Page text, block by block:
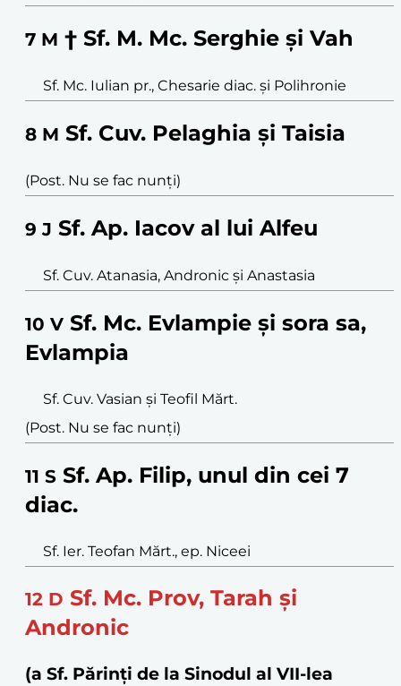
7 M † Sf. M. Mc. Serghie și Vah
Sf. Mc. Iulian pr., Chesarie diac. și Polihronie
8 M Sf. Cuv. Pelaghia și Taisia
(Post. Nu se fac nunți)
9 J Sf. Ap. Iacov al lui Alfeu
Sf. Cuv. Atanasia, Andronic și Anastasia
10 V Sf. Mc. Evlampie și sora sa,
Evlampia
Sf. Cuv. Vasian și Teofil Mărt.
(Post. Nu se fac nunți)
11 S Sf. Ap. Filip, unul din cei 7
diac.
Sf. Ier. Teofan Mărt., ep. Niceei
12 D Sf. Mc. Prov, Tarah și
Andronic
(a Sf. Părinţi de la Sinodul al VII-lea